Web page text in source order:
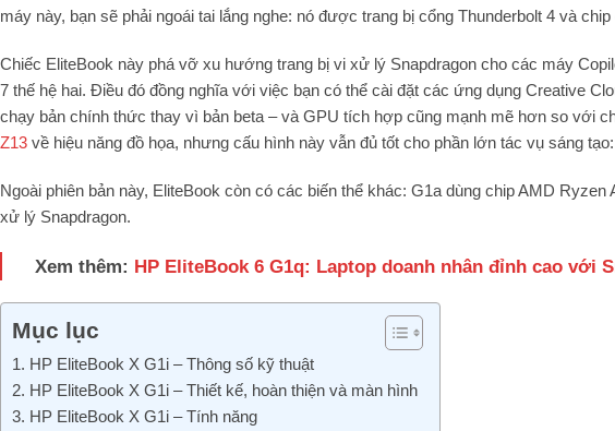
máy này, bạn sẽ phải ngoái tai lắng nghe: nó được trang bị cổng Thunderbolt 4 và
Chiếc EliteBook này phá vỡ xu hướng trang bị vi xử lý Snapdragon cho các máy
7 thế hệ hai. Điều đó đồng nghĩa với việc bạn có thể cài đặt các ứng dụng Creative
chạy bản chính thức thay vì bản beta – và GPU tích hợp cũng mạnh mẽ hơn so với
Z13 về hiệu năng đồ họa, nhưng cấu hình này vẫn đủ tốt cho phần lớn tác vụ sáng
Ngoài phiên bản này, EliteBook còn có các biến thể khác: G1a dùng chip AMD
xử lý Snapdragon.
Xem thêm: HP EliteBook 6 G1q: Laptop doanh nhân đỉnh cao với
Mục lục
1. HP EliteBook X G1i – Thông số kỹ thuật
2. HP EliteBook X G1i – Thiết kế, hoàn thiện và màn hình
3. HP EliteBook X G1i – Tính năng